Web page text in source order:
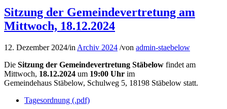
Sitzung der Gemeindevertretung am
Mittwoch, 18.12.2024
12. Dezember 2024/in Archiv 2024 /von admin-staebelow
Die Sitzung der Gemeindevertretung Stäbelow findet am
Mittwoch, 18.12.2024 um 19:00 Uhr im
Gemeindehaus Stäbelow, Schulweg 5, 18198 Stäbelow statt.
Tagesordnung (.pdf)